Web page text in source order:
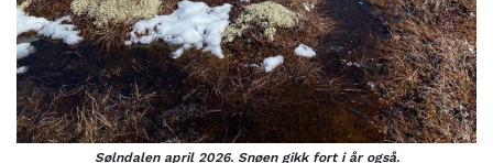
Sølndalen april 2026. Snøen gikk fort i år også.